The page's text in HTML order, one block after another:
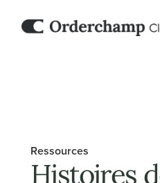
Ressources
Histoires